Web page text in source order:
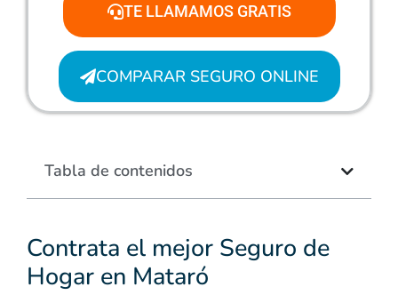
Contrata el mejor Seguro de
Hogar en Mataró
TE LLAMAMOS GRATIS
COMPARAR SEGURO ONLINE
Tabla de contenidos